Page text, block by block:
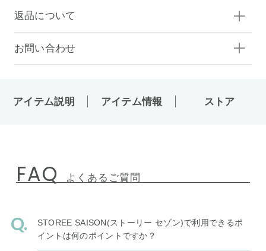
返品について
お問い合わせ
アイテム説明 アイテム情報 ストア
FAQ よくあるご質問
STOREE SAISON(ストーリー セゾン)で利用できるポ
イントは何のポイントですか？